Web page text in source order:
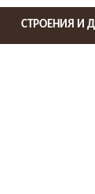
СТРОЕНИЯ И